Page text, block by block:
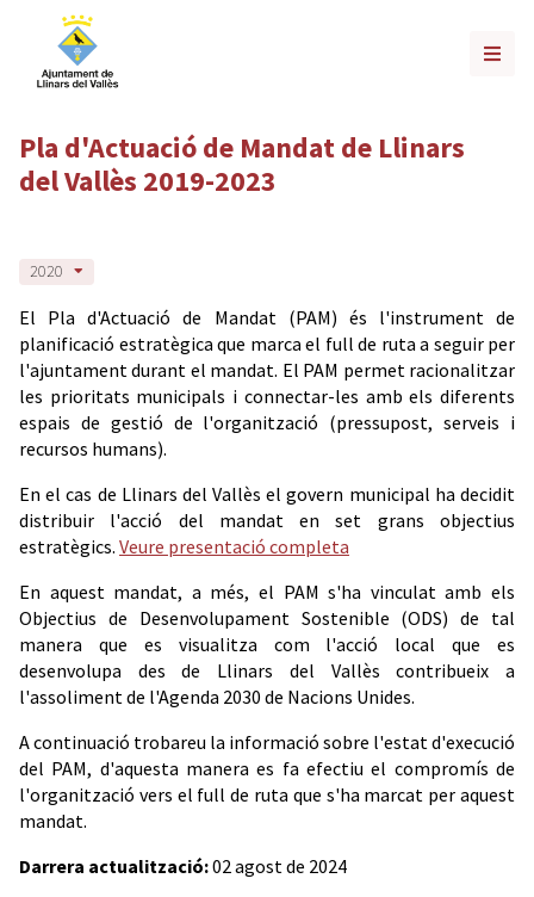
Pla d'Actuació de Mandat de Llinars
del Vallès 2019-2023
2020
El Pla d'Actuació de Mandat (PAM) és l'instrument de
planificació estratègica que marca el full de ruta a seguir per
l'ajuntament durant el mandat. El PAM permet racionalitzar
les prioritats municipals i connectar-les amb els diferents
espais de gestió de l'organització (pressupost, serveis i
recursos humans).
En el cas de Llinars del Vallès el govern municipal ha decidit
distribuir l'acció del mandat en set grans objectius
estratègics. Veure presentació completa
En aquest mandat, a més, el PAM s'ha vinculat amb els
Objectius de Desenvolupament Sostenible (ODS) de tal
manera que es visualitza com l'acció local que es
desenvolupa des de Llinars del Vallès contribueix a
l'assoliment de l'Agenda 2030 de Nacions Unides.
A continuació trobareu la informació sobre l'estat d'execució
del PAM, d'aquesta manera es fa efectiu el compromís de
l'organització vers el full de ruta que s'ha marcat per aquest
mandat.
Darrera actualització:02 agost de 2024